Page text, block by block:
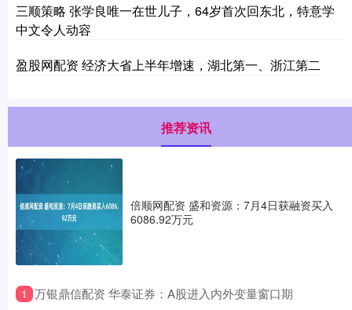
三顺策略 张学良唯一在世儿子，64岁首次回东北，特意学
中文令人动容
盈股网配资 经济大省上半年增速，湖北第一、浙江第二
推荐资讯
倍顺网配资 盛和资源：7月4日获融资买入
6086.92万元
1 ​万银鼎信配资 华泰证券：A股进入内外变量窗口期